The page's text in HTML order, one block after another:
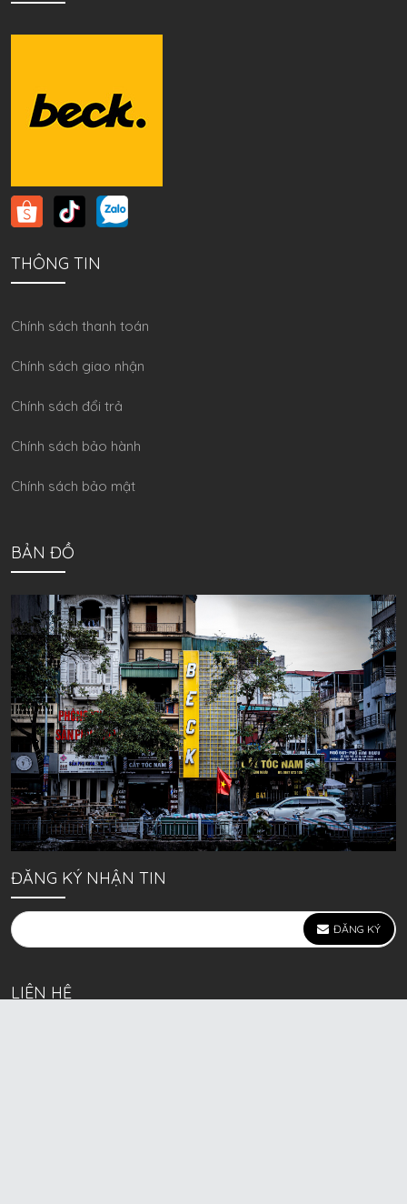
THÔNG TIN
Chính sách thanh toán
Chính sách giao nhận
Chính sách đổi trả
Chính sách bảo hành
Chính sách bảo mật
BẢN ĐỒ
ĐĂNG KÝ NHẬN TIN
ĐĂNG KÝ
LIÊN HỆ